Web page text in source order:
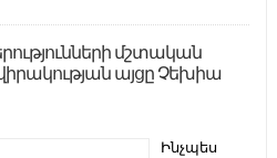
մշտական
այցը Չեխիա
Ինչպես